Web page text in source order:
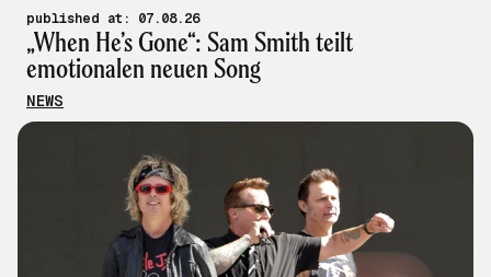
published at: 07.08.26
„When He’s Gone“: Sam Smith teilt
emotionalen neuen Song
NEWS